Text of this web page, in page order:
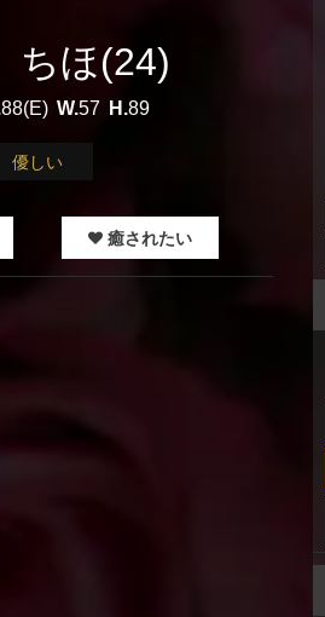
ほ(24)
88(E) W.57 H.89
優しい
癒されたい